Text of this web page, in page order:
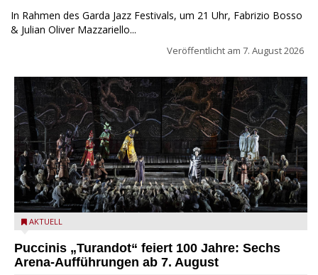
In Rahmen des Garda Jazz Festivals, um 21 Uhr, Fabrizio Bosso
& Julian Oliver Mazzariello...
Veröffentlicht am 7. August 2026
Turandot in der Arena von Verona - Ennevi für Fondazione
AKTUELL
Puccinis „Turandot“ feiert 100 Jahre: Sechs
Arena-Aufführungen ab 7. August